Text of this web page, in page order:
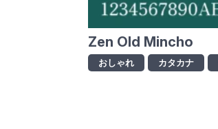
Zen Old Mincho
おしゃれ カタカナ